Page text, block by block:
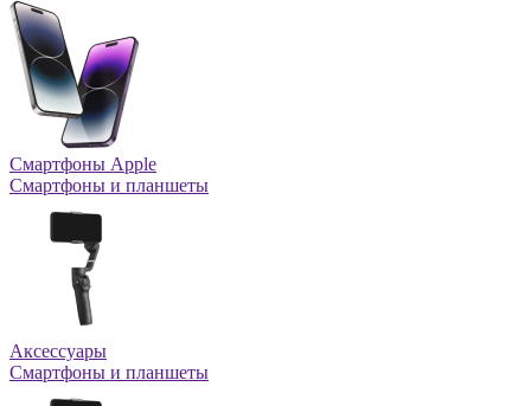
Смартфоны Apple
Смартфоны и планшеты
Аксессуары
Смартфоны и планшеты